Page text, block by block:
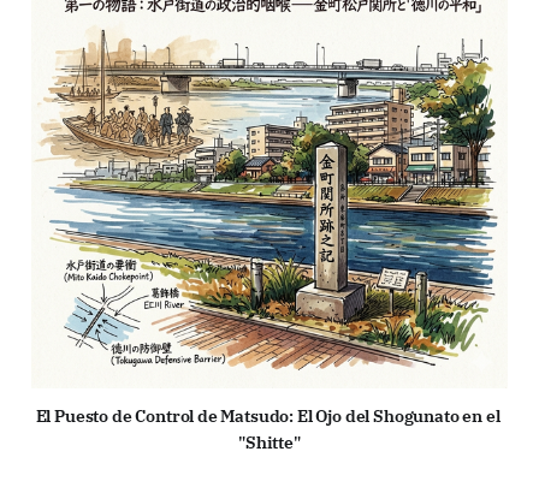
El Puesto de Control de Matsudo: El Ojo del Shogunato en el
"Shitte"